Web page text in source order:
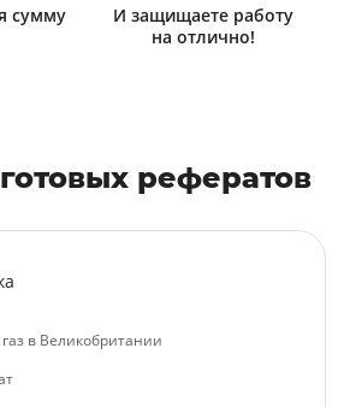
сумму
И защищаете работу
на отлично!
рефератов
в Великобритании